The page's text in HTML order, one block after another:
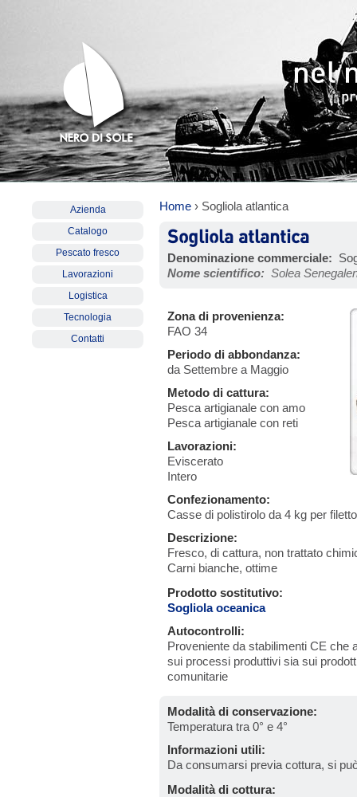
Home › Sogliola atlantica
Sogliola atlantica
Denominazione commerciale:
Nome scientifico: Solea
Zona di provenienza:
FAO 34
Periodo di abbondanza:
da Settembre a Maggio
Metodo di cattura:
Pesca artigianale con amo
Pesca artigianale con reti
Lavorazioni:
Eviscerato
Intero
Confezionamento:
Casse di polistirolo da 4 kg per filetto
Descrizione:
Fresco, di cattura, non trattato
Carni bianche, ottime
Prodotto sostitutivo:
Sogliola oceanica
Autocontrolli:
Proveniente da stabilimenti CE che
sui processi produttivi sia sui
comunitarie
Modalità di conservazione:
Temperatura tra 0° e 4°
Informazioni utili:
Da consumarsi previa cottura, si
Modalità di cottura:
Azienda
Catalogo
Pescato fresco
Lavorazioni
Logistica
Tecnologia
Contatti